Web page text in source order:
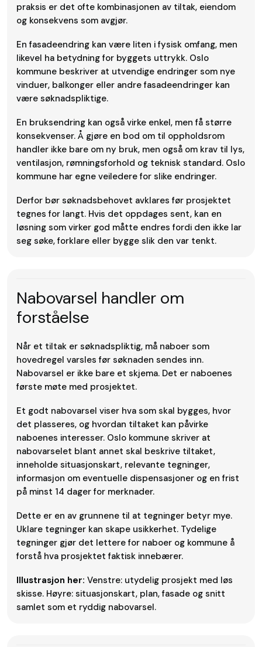
praksis er det ofte kombinasjonen av tiltak, eiendom
og konsekvens som avgjør.
En fasadeendring kan være liten i fysisk omfang, men
likevel ha betydning for byggets uttrykk. Oslo
kommune beskriver at utvendige endringer som nye
vinduer, balkonger eller andre fasadeendringer kan
være søknadspliktige.
En bruksendring kan også virke enkel, men få større
konsekvenser. Å gjøre en bod om til oppholdsrom
handler ikke bare om ny bruk, men også om krav til lys,
ventilasjon, rømningsforhold og teknisk standard. Oslo
kommune har egne veiledere for slike endringer.
Derfor bør søknadsbehovet avklares før prosjektet
tegnes for langt. Hvis det oppdages sent, kan en
løsning som virker god måtte endres fordi den ikke lar
seg søke, forklare eller bygge slik den var tenkt.
Nabovarsel handler om
forståelse
Når et tiltak er søknadspliktig, må naboer som
hovedregel varsles før søknaden sendes inn.
Nabovarsel er ikke bare et skjema. Det er naboenes
første møte med prosjektet.
Et godt nabovarsel viser hva som skal bygges, hvor
det plasseres, og hvordan tiltaket kan påvirke
naboenes interesser. Oslo kommune skriver at
nabovarselet blant annet skal beskrive tiltaket,
inneholde situasjonskart, relevante tegninger,
informasjon om eventuelle dispensasjoner og en frist
på minst 14 dager for merknader.
Dette er en av grunnene til at tegninger betyr mye.
Uklare tegninger kan skape usikkerhet. Tydelige
tegninger gjør det lettere for naboer og kommune å
forstå hva prosjektet faktisk innebærer.
Illustrasjon her: Venstre: utydelig prosjekt med løs
skisse. Høyre: situasjonskart, plan, fasade og snitt
samlet som et ryddig nabovarsel.